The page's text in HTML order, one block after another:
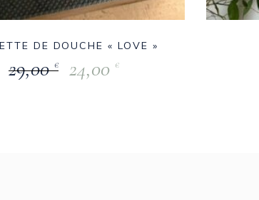
DE DOUCHE « LOVE »
29,00€ 24,00 €